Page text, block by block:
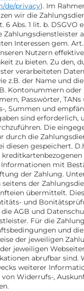
de/privacy). Im
wir die
6 Abs. 1 lit. b. DSGVO
Zahlungsdienstleister
Interessen gem. Art.
Nutzern
zu bieten. Zu den,
verarbeiteten
z.B. der Name und
Kontonummern oder
Passwörter,
, Summen und
sind erforderlich,
Die
durch die
diesen gespeichert.
mit
der Zahlung.
der
übermittelt.
und
AGB und
Für die
und die
der jeweiligen
jeweiligen
abrufbar sind.
weiterer
Widerrufs-,